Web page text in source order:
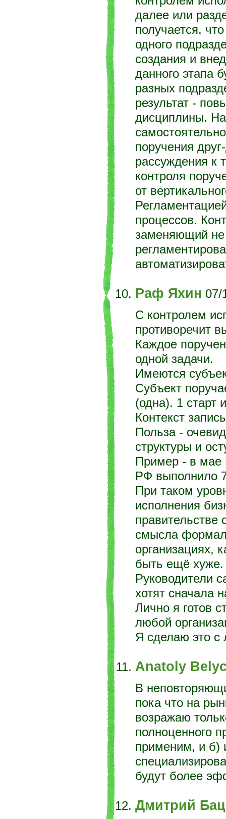
далее или
получается,
одного
создания и
данного этапа
разных
результат -
дисциплины.
поручения
рассуждения к
контроля
от
процессов.
заменяющий не
Раф Яхин 07/
C контролем
противоречит
Каждое
одной задачи.
Имеются
Субъект
(одна). 1 старт
Контекст
Польза -
структуры и
Пример - в мае
РФ выполнило
При таком
исполнения
правительстве
смысла
организациях,
быть ещё хуже.
Руководители
хотят сначала
Лично я готов
любой
Я сделаю это
Anatoly
В
пока что на
возражаю
полноценного
применим, и б)
будут более
Дмитрий